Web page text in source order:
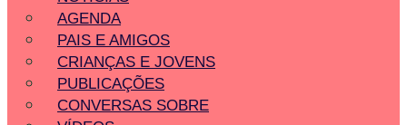
AGENDA
PAIS E AMIGOS
CRIANÇAS E JOVENS
PUBLICAÇÕES
CONVERSAS SOBRE